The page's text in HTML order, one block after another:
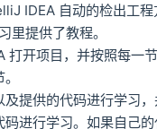
IDEA 自动的检出工程
里提供了教程。
开项目，并按照每一
提供的代码进行学习，
进行学习。如果自己